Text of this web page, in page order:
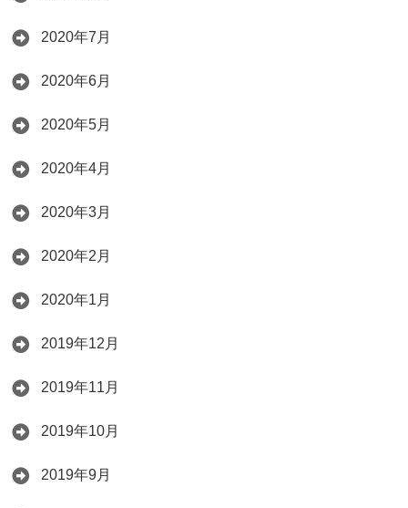
2020年7月
2020年6月
2020年5月
2020年4月
2020年3月
2020年2月
2020年1月
2019年12月
2019年11月
2019年10月
2019年9月